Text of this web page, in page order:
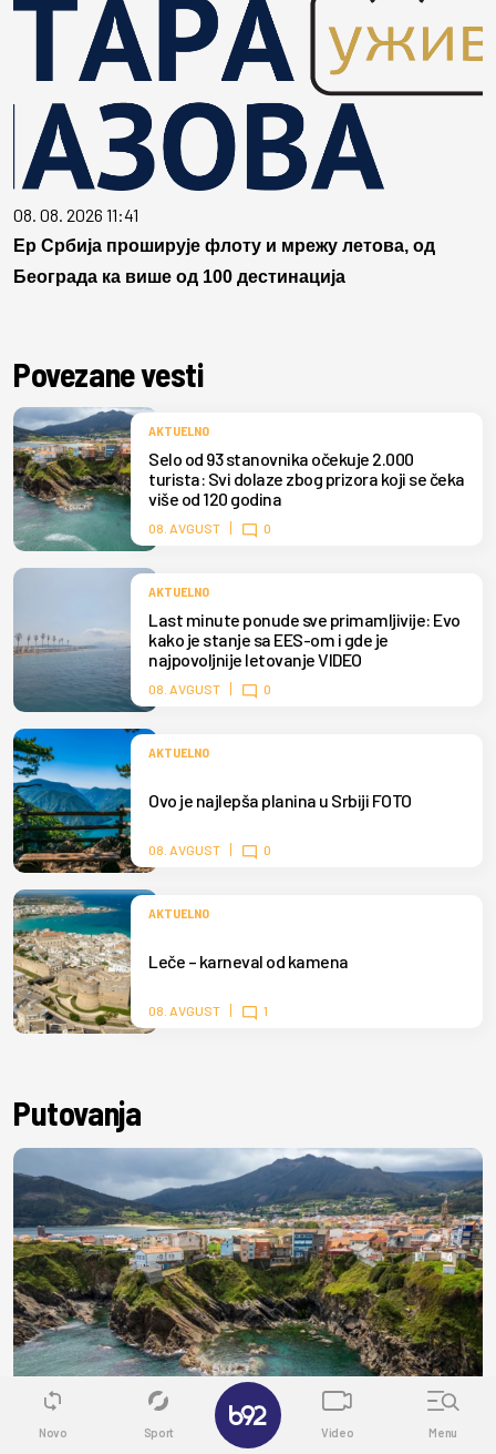
08. 08. 2026 11:41
Ер Србија проширује флоту и мрежу летова, од
Београда ка више од 100 дестинација
Povezane vesti
AKTUELNO
Selo od 93 stanovnika očekuje 2.000
turista: Svi dolaze zbog prizora koji se čeka
više od 120 godina
08. AVGUST 0
AKTUELNO
Last minute ponude sve primamljivije: Evo
kako je stanje sa EES-om i gde je
najpovoljnije letovanje VIDEO
08. AVGUST 0
AKTUELNO
Ovo je najlepša planina u Srbiji FOTO
08. AVGUST 0
AKTUELNO
Leče – karneval od kamena
08. AVGUST 1
Putovanja
AKTUELNO
Novo Sport Video Menu
✕